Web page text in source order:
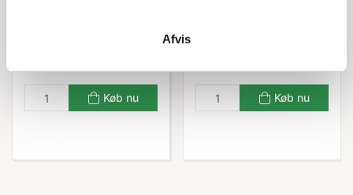
Afvis
Køb nu Køb nu